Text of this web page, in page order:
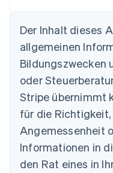
Der Inhalt dieses
allgemeinen
Bildungszwecken
oder
Stripe übernimmt
für die
Angemessenheit
Informationen in
den Rat eines in
Australien
English
Nederlands Français
Brasilien
English
Bulgarien
English
Dänemark